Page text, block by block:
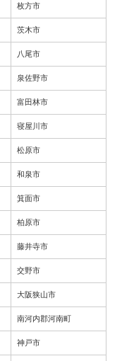
枚方市
茨木市
八尾市
泉佐野市
富田林市
寝屋川市
松原市
和泉市
箕面市
柏原市
藤井寺市
交野市
大阪狭山市
南河内郡河南町
神戸市